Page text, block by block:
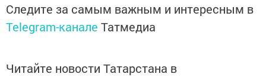
Следите за самым важным и интересным в
Telegram-канале Татмедиа
Читайте новости Татарстана в